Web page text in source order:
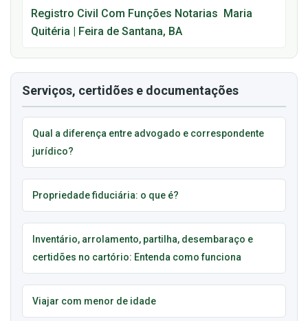
Registro Civil Com Funções Notarias  Maria
Quitéria | Feira de Santana, BA
Serviços, certidões e documentações
Qual a diferença entre advogado e correspondente
jurídico?
Propriedade fiduciária: o que é?
Inventário, arrolamento, partilha, desembaraço e
certidões no cartório: Entenda como funciona
Viajar com menor de idade